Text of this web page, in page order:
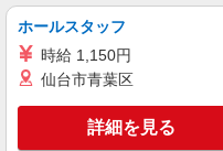
ホールスタッフ
時給 1,150円
仙台市青葉区
詳細を見る